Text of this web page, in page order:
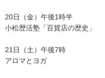
20日（金）午後1時半
小松歴活塾「百貨店の歴史」
21日（土）午後7時
アロマとヨガ